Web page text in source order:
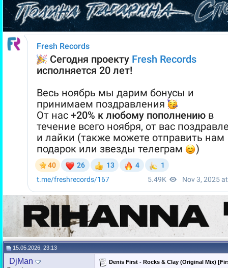
15.05.2026, 23:13
DjMan Denis First - Rocks & Clay (Original Mix)